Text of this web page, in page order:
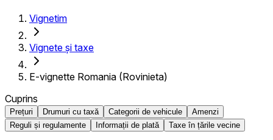
Vignetim
Vignete și taxe
E-vignette Romania (Rovinieta)
Cuprins
Prețuri Drumuri cu taxă Categorii de vehicule
Amenzi
Reguli și regulamente
Informații de plată Taxe în țările vecine